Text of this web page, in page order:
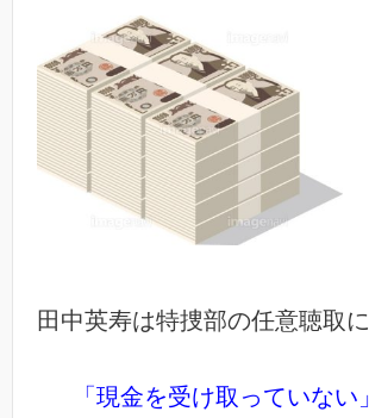
田中英寿は特捜部の任意聴取に
「現金を受け取っていない」